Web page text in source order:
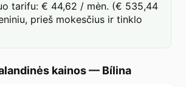
tarifu: € 44,62 / mėn. (€ 535,44
prieš mokesčius ir tinklo
kainos— Bílina